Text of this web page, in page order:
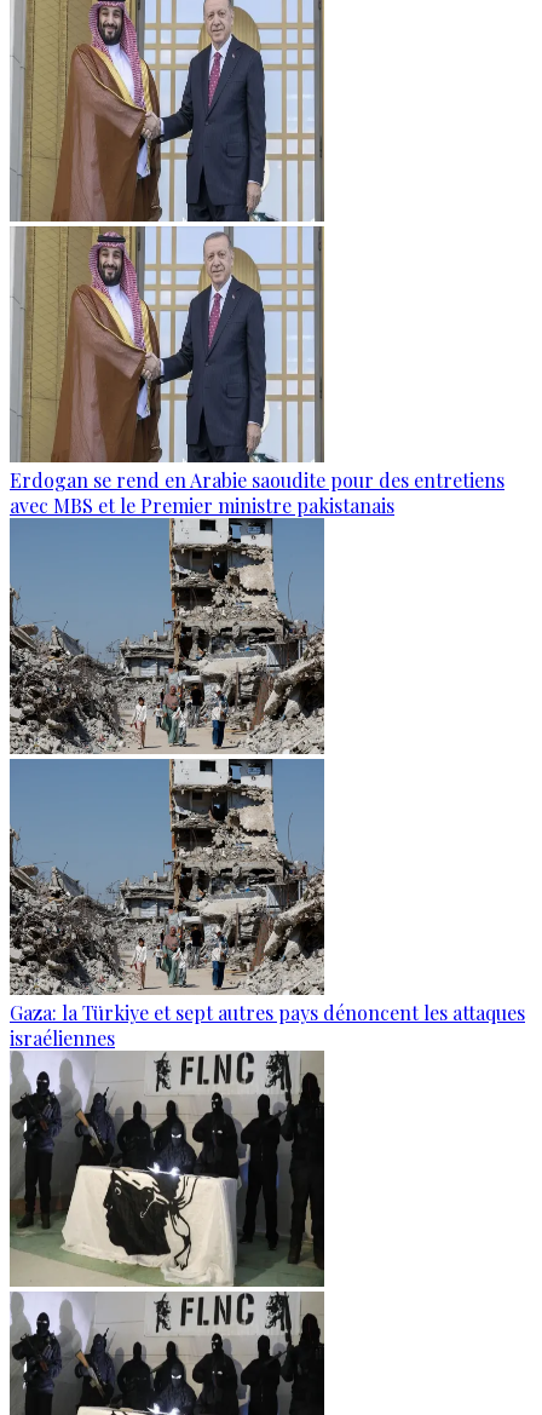
Erdogan se rend en Arabie saoudite pour des entretiens
avec MBS et le Premier ministre pakistanais
Gaza: la Türkiye et sept autres pays dénoncent les attaques
israéliennes